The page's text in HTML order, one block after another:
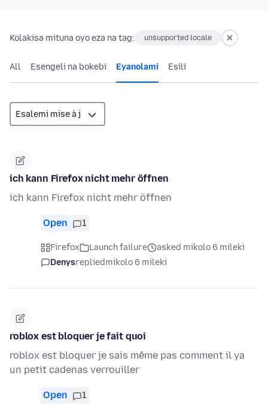
Kolakisa mituna oyo eza na tag: unsupported locale
All Esengeli na bokebi Eyanolami Esili
ich kann Firefox nicht mehr öffnen
ich kann Firefox nicht mehr öffnen
Open 1
Firefox Launch failure
asked mikolo 6 mileki
Denysrepliedmikolo 6 mileki
roblox est bloquer je fait quoi
roblox est bloquer je sais même pas comment il ya
un petit cadenas verrouiller
Open 1